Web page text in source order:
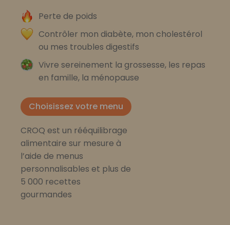
Perte de poids
Contrôler mon diabète, mon cholestérol
ou mes troubles digestifs
Vivre sereinement la grossesse, les repas
en famille, la ménopause
Choisissez votre menu
CROQ est un rééquilibrage
alimentaire sur mesure à
l’aide de menus
personnalisables et plus de
5 000 recettes
gourmandes